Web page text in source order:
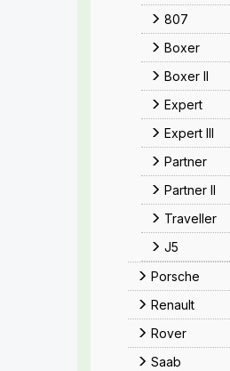
807
Boxer
Boxer II
Expert
Expert III
Partner
Partner II
Traveller
J5
Porsche
Renault
Rover
Saab